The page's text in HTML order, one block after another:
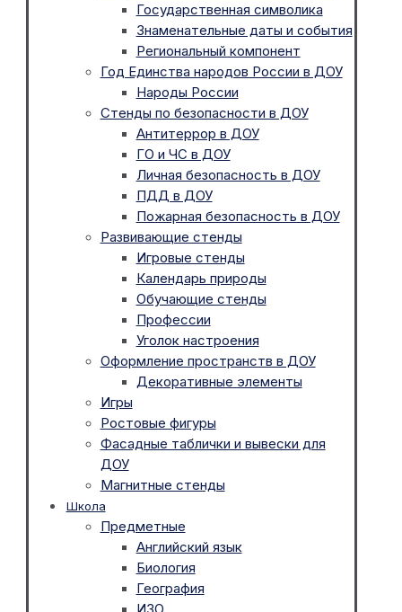
Государственная символика
Знаменательные даты и события
Региональный компонент
Год Единства народов России в ДОУ
Народы России
Стенды по безопасности в ДОУ
Антитеррор в ДОУ
ГО и ЧС в ДОУ
Личная безопасность в ДОУ
ПДД в ДОУ
Пожарная безопасность в ДОУ
Развивающие стенды
Игровые стенды
Календарь природы
Обучающие стенды
Профессии
Уголок настроения
Оформление пространств в ДОУ
Декоративные элементы
Игры
Ростовые фигуры
Фасадные таблички и вывески для
ДОУ
Магнитные стенды
Школа
Предметные
Английский язык
Биология
География